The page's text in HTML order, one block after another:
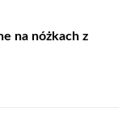
na nóżkach z